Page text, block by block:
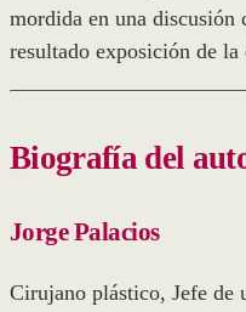
mordida en una discusión
resultado exposición de la
Biografía del
Jorge Palacios
Cirujano plástico, Jefe de